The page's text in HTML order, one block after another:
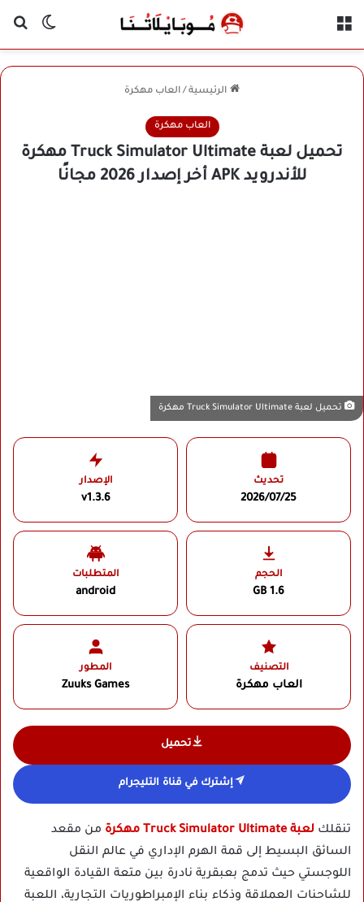
الوضع
الرئيسية / العاب مهكرة
العاب مهكرة
تحميل لعبة Truck Simulator Ultimate مهكرة
للأندرويد APK أخر إصدار 2026 مجانًا
تحميل لعبة Truck Simulator Ultimate مهكرة
تحديث
2026/07/25
الإصدار
v1.3.6
الحجم
1.6 GB
المتطلبات
android
التصنيف
العاب مهكرة
المطور
Zuuks Games
تحميل
إشترك في قناة التليجرام
تنقلك لعبة Truck Simulator Ultimate مهكرة
من مقعد
السائق البسيط إلى قمة الهرم الإداري في عالم النقل
اللوجستي حيث تدمج بعبقرية نادرة بين متعة القيادة الواقعية
للشاحنات العملاقة وذكاء بناء الإمبراطوريات التجارية، اللعبة